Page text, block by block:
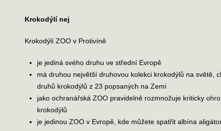
Krokodýlí nej
Krokodýlí ZOO v Protivíně
je jediná svého druhu ve střední Evropě
má druhou největší druhovou kolekci krokodýlů na světě,
druhů krokodýlů z 23 popsaných na Zemi
jako ochranářská ZOO pravidelně rozmnožuje kriticky
krokodýlů
je jedinou ZOO v Evropě, kde můžete spatřit albína